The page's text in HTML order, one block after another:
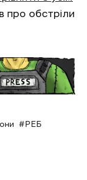
про обстріли
РЕБ